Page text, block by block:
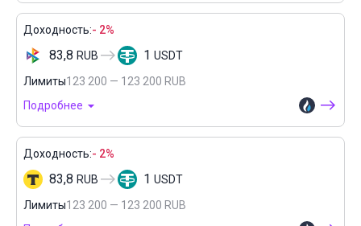
Доходность:- 2%
83,8 RUB 1 USDT
Лимиты123 200 — 123 200 RUB
Подробнее
Доходность:- 2%
83,8 RUB 1 USDT
Лимиты123 200 — 123 200 RUB